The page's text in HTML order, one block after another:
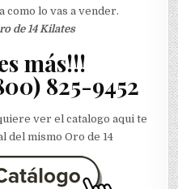
como lo vas a vender.
de 14 Kilates
más!!!
825-9452
ver el catalogo aqui te
del mismo Oro de 14